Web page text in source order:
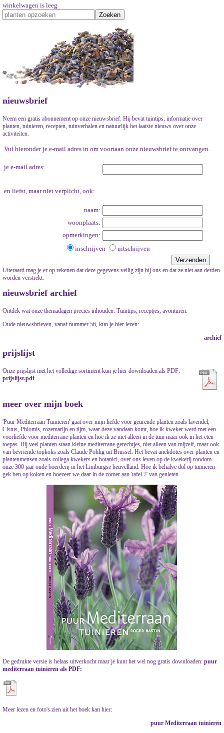
winkelwagen is leeg
nieuwsbrief
Neem een gratis abonnement op onze nieuwsbrief. Hij bevat tuintips, informatie over
planten, tuinieren, recepten, tuinverhalen en natuurlijk het laatste nieuws over onze
activiteiten.
Vul hieronder je e-mail adres in om voortaan onze nieuwsbrief te ontvangen.
je e-mail adres:
en liefst, maar niet verplicht, ook:
naam:
woonplaats:
opmerkingen:
inschrijven
uitschrijven
Uiteraard mag je er op rekenen dat deze gegevens veilig zijn bij ons en dat ze niet aan derden
worden verstrekt.
nieuwsbrief archief
Ontdek wat onze themadagen precies inhouden. Tuintips, receptjes, avonturen.
Oude nieuwsbrieven, vanaf nummer 56, kun je hier lezen:
archief
prijslijst
Onze prijslijst met het volledige sortiment kun je hier downloaden als PDF:
prijslijst.pdf
meer over mijn boek
'Puur Mediterraan Tuinieren' gaat over mijn liefde voor geurende planten zoals lavendel,
Cistus, Phlomis, rozemarijn en tijm, waar deze vandaan komt, hoe ik kweker werd met een
voorliefde voor mediterrane planten en hoe ik ze niet alleen in de tuin maar ook in het eten
toepas. Bij veel planten staan kleine mediterrane gerechtjes, niet alleen van mijzelf, maar ook
van bevriende topkoks zoals Claude Pohlig uit Brussel. Het bevat anekdotes over planten en
plantenmensen zoals collega kwekers en botanici, over ons leven op de kwekerij rondom
onze 300 jaar oude boerderij in het Limburgse heuvelland. Hoe ik behalve dol op tuinieren
gek ben op koken en hoezeer we daar in de zomer aan 'tafel 7' van genieten.
De gedrukte versie is helaas uitverkocht maar je kunt het wel nog gratis downloaden: puur
mediterraan tuinieren als PDF:
Meer lezen en foto's zien uit het boek kan hier:
puur Mediterraan tuinieren